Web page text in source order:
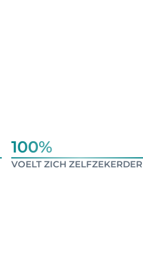
100%
VOELT ZICH ZELFZEKERDER